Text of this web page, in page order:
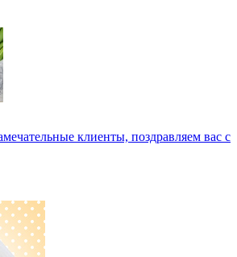
клиенты, поздравляем вас с